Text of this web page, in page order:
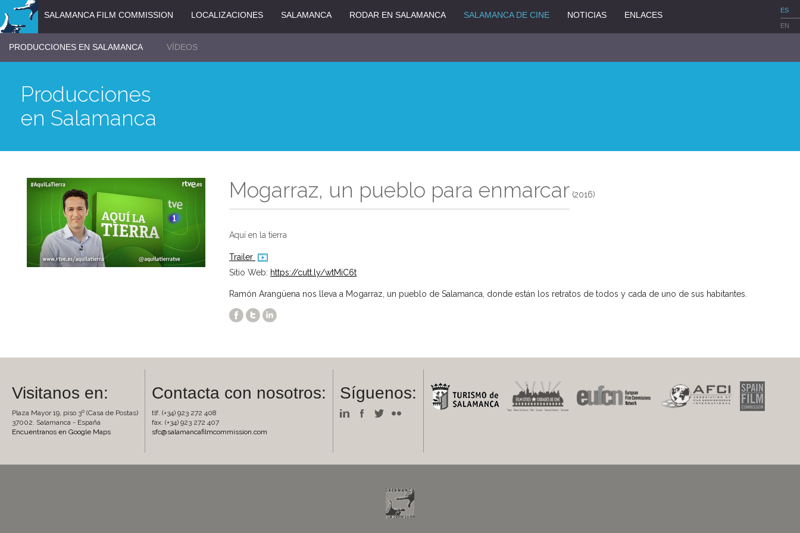
ES
EN
SALAMANCA FILM COMMISSION LOCALIZACIONES SALAMANCA RODAR EN SALAMANCA SALAMANCA DE CINE NOTICIAS ENLACES
PRODUCCIONES EN SALAMANCA VÍDEOS
Producciones
en Salamanca
Mogarraz, un pueblo para enmarcar (2016)
Aquí en la tierra
Trailer
Sitio Web: https://cutt.ly/wtMiC6t
Ramón Arangüena nos lleva a Mogarraz, un pueblo de Salamanca, donde están los retratos de todos y cada de uno de sus habitantes.
Visitanos en:
Plaza Mayor 19, piso 3º (Casa de Postas)
37002. Salamanca - España
Encuentranos en Google Maps
Contacta con nosotros:
tlf. (+34) 923 272 408
fax. (+34) 923 272 407
sfc@salamancafilmcommission.com
Síguenos: